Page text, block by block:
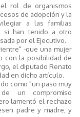
rol de organismos
de adopción y la
a las familias
si han tenido a otro
por el Ejecutivo.
-que una mujer
con la posibilidad de
el diputado Renato
en dicho artículo.
como "un paso muy
un compromiso
lamentó el rechazo
padre y madre, y